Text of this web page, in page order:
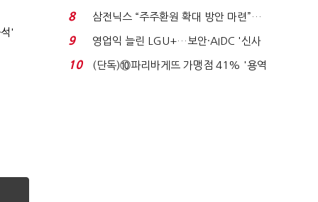
'
억달러에 '3% 성...
8
삼전닉스 “주주환원 확대 방안 마련”…
로이터에 성명...
9
영업익 늘린 LGU+…보안·AIDC '신사
업 드라이브'...
10
(단독)⑩파리바게뜨 가맹점 41% '용역